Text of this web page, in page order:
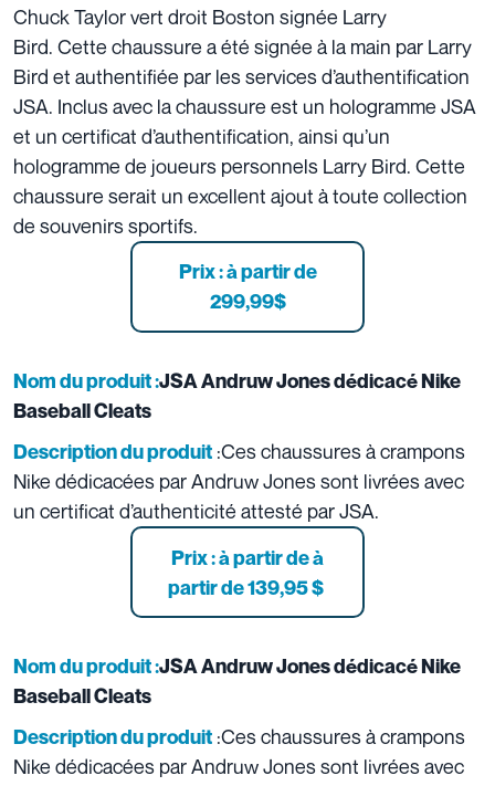
Chuck Taylor vert droit Boston signée Larry
Bird. Cette chaussure a été signée à la main par Larry
Bird et authentifiée par les services d’authentification
JSA. Inclus avec la chaussure est un hologramme JSA
et un certificat d’authentification, ainsi qu’un
hologramme de joueurs personnels Larry Bird. Cette
chaussure serait un excellent ajout à toute collection
de souvenirs sportifs.
Prix :à partir de
299,99$
Nom du produit :JSA Andruw Jones dédicacé Nike
Baseball Cleats
Description du produit :Ces chaussures à crampons
Nike dédicacées par Andruw Jones sont livrées avec
un certificat d’authenticité attesté par JSA.
Prix : à partir de à
partir de 139,95 $
Nom du produit :JSA Andruw Jones dédicacé Nike
Baseball Cleats
Description du produit :Ces chaussures à crampons
Nike dédicacées par Andruw Jones sont livrées avec